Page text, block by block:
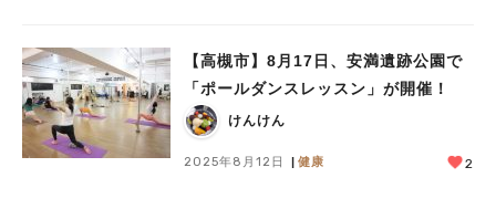
【高槻市】8月17日、安満遺跡公園で
「ポールダンスレッスン」が開催！
けんけん
2025年8月12日 健康 2